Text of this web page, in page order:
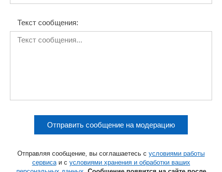
Текст сообщения:
Отправить сообщение на модерацию
Отправляя сообщение, вы соглашаетесь с условиями работы
сервисаи с условиями хранения и обработки ваших